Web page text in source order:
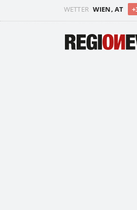
WETTER WIEN, AT